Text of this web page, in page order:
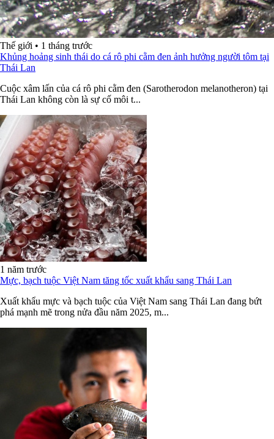
Thế giới • 1 tháng trước
Khủng hoảng sinh thái do cá rô phi cằm đen ảnh hưởng người tôm tại
Thái Lan
Cuộc xâm lấn của cá rô phi cằm đen (Sarotherodon melanotheron) tại
Thái Lan không còn là sự cố môi t...
1 năm trước
Mực, bạch tuộc Việt Nam tăng tốc xuất khẩu sang Thái Lan
Xuất khẩu mực và bạch tuộc của Việt Nam sang Thái Lan đang bứt
phá mạnh mẽ trong nửa đầu năm 2025, m...